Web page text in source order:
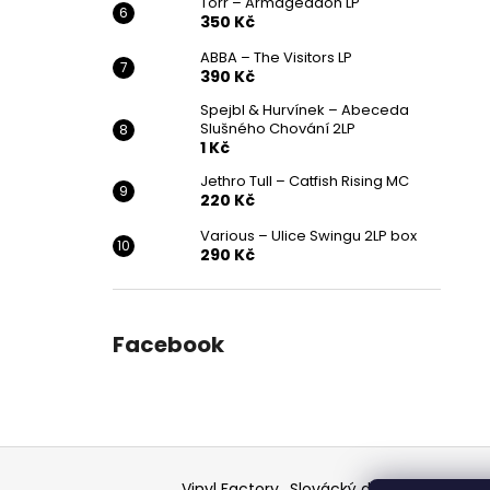
350 Kč
ABBA – The Visitors LP
390 Kč
Spejbl & Hurvínek – Abeceda
Slušného Chování 2LP
1 Kč
Jethro Tull – Catfish Rising MC
220 Kč
Various ‎– Ulice Swingu 2LP box
290 Kč
Facebook
Z